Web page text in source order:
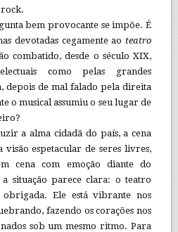
bem provocante se impõe. É
devotadas cegamente ao teatro
combatido, desde o século XIX,
como pelas grandes
depois de mal falado pela direita
o musical assumiu o seu lugar de
a alma cidadã do país, a cena
espetacular de seres livres,
cena com emoção diante do
situação parece clara: o teatro
Ele está vibrante nos
fazendo os corações nos
sob um mesmo ritmo. Para